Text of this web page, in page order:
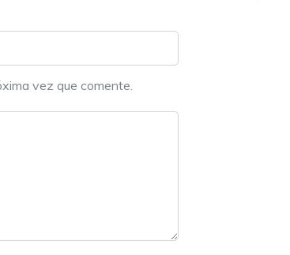
vez que comente.